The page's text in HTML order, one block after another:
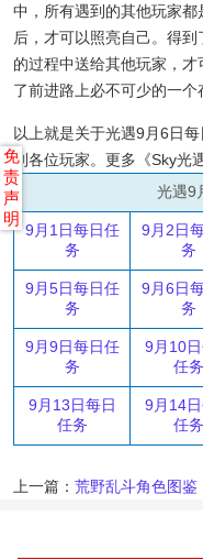
中，所有遇到的其他玩家
后，才可以照亮自己。得
的过程中送给其他玩家，
了前进路上必不可少的一个
以上就是关于光遇9月6日
到各位玩家。更多《Sky光
光遇9
9月1日每日任
务
9月2日
务
9月5日每日任
务
9月6日
务
9月9日每日任
务
9月10
任务
9月13日每日
任务
9月14
任务
上一篇： 荒野乱斗角色图鉴
免
责
声
明